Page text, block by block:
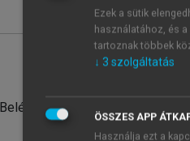
Belépés intézményi azonosítóval
Ezek a sütik
használatához, és
tartoznak többek
↓ 3 szolgáltatás
ÖSSZES APP
Használja ezt a